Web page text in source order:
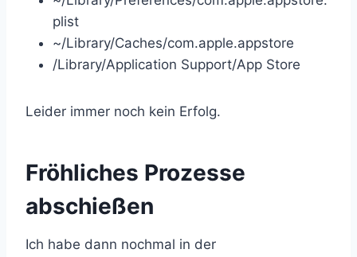
plist
~/Library/Caches/com.apple.appstore
/Library/Application Support/App Store
Leider immer noch kein Erfolg.
Fröhliches Prozesse
abschießen
Ich habe dann nochmal in der